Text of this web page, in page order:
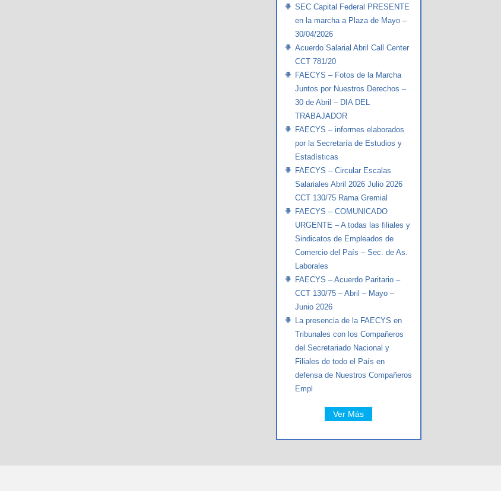
SEC Capital Federal PRESENTE
en la marcha a Plaza de Mayo –
30/04/2026
Acuerdo Salarial Abril Call Center
CCT 781/20
FAECYS – Fotos de la Marcha
Juntos por Nuestros Derechos –
30 de Abril – DIA DEL
TRABAJADOR
FAECYS – informes elaborados
por la Secretaría de Estudios y
Estadísticas
FAECYS – Circular Escalas
Salariales Abril 2026 Julio 2026
CCT 130/75 Rama Gremial
FAECYS – COMUNICADO
URGENTE – A todas las filiales y
Sindicatos de Empleados de
Comercio del País – Sec. de As.
Laborales
FAECYS – Acuerdo Paritario –
CCT 130/75 – Abril – Mayo –
Junio 2026
La presencia de la FAECYS en
Tribunales con los Compañeros
del Secretariado Nacional y
Filiales de todo el País en
defensa de Nuestros Compañeros
Empl
Ver Más